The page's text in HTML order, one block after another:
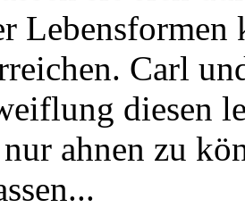
Lebensformen
Carl
diesen
ahnen zu